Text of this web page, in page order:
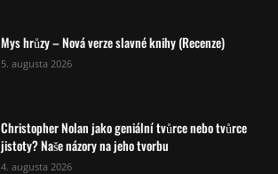
Mys hrůzy – Nová verze slavné knihy (Recenze)
5. augusta 2026
Christopher Nolan jako geniální tvůrce nebo tvůrce
jistoty? Naše názory na jeho tvorbu
4. augusta 2026